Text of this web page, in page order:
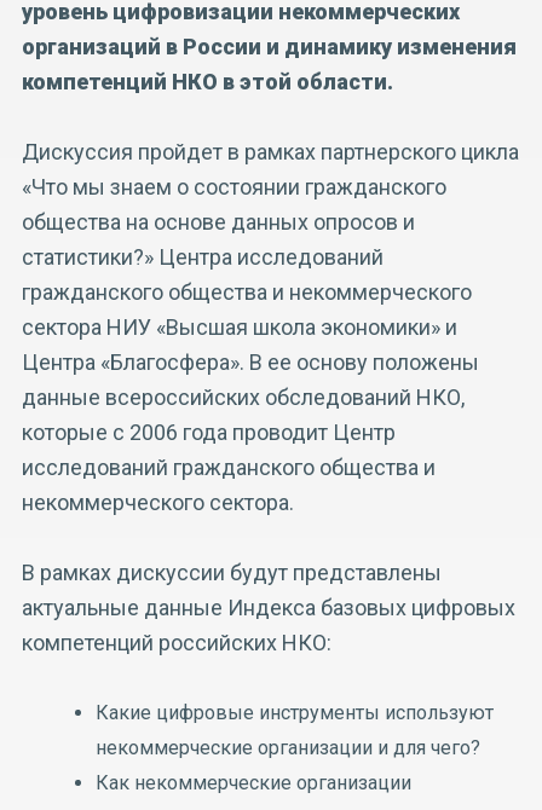
уровень цифровизации некоммерческих
организаций в России и динамику изменения
компетенций НКО в этой области.
Дискуссия пройдет в рамках партнерского цикла
«Что мы знаем о состоянии гражданского
общества на основе данных опросов и
статистики?» Центра исследований
гражданского общества и некоммерческого
сектора НИУ «Высшая школа экономики» и
Центра «Благосфера». В ее основу положены
данные всероссийских обследований НКО,
которые с 2006 года проводит Центр
исследований гражданского общества и
некоммерческого сектора.
В рамках дискуссии будут представлены
актуальные данные Индекса базовых цифровых
компетенций российских НКО:
Какие цифровые инструменты используют
некоммерческие организации и для чего?
Как некоммерческие организации